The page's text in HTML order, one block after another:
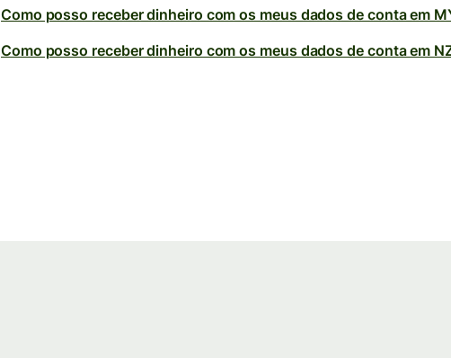
Como posso receber dinheiro com os meus dados de conta em
Como posso receber dinheiro com os meus dados de conta em